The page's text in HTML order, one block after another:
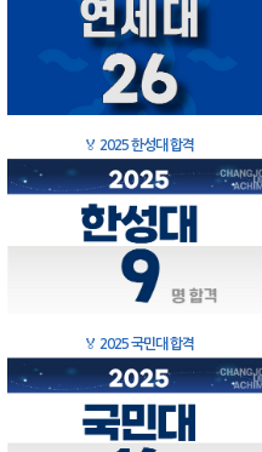
🏅 2025 한성대 합격
🏅 2025 국민대 합격